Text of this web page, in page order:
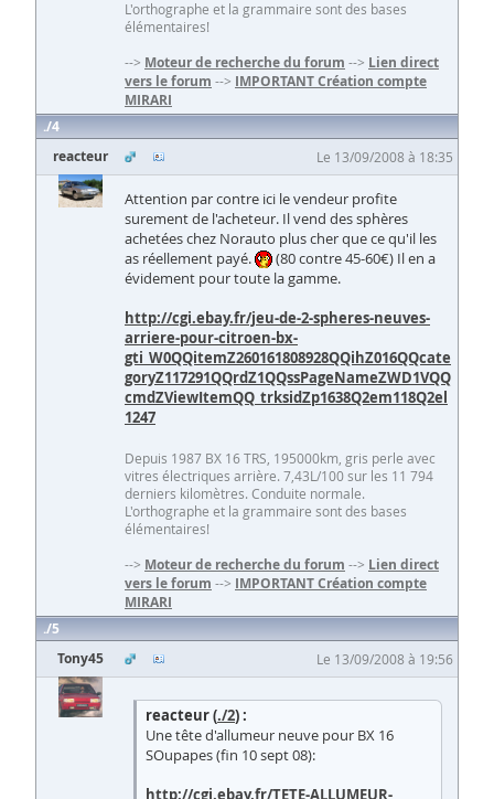
L'orthographe et la grammaire sont des bases
élémentaires!
--> Moteur de recherche du forum --> Lien direct
vers le forum --> IMPORTANT Création compte
MIRARI
4
reacteur
Le 13/09/2008 à 18:35
Attention par contre ici le vendeur profite
surement de l'acheteur. Il vend des sphères
achetées chez Norauto plus cher que ce qu'il les
as réellement payé.
(80 contre 45-60€) Il en a
évidement pour toute la gamme.
http://cgi.ebay.fr/jeu-de-2-spheres-neuves-
arriere-pour-citroen-bx-
gti_W0QQitemZ260161808928QQihZ016QQcate
goryZ117291QQrdZ1QQssPageNameZWD1VQQ
cmdZViewItemQQ_trksidZp1638Q2em118Q2el
1247
Depuis 1987 BX 16 TRS, 195000km, gris perle avec
vitres électriques arrière. 7,43L/100 sur les 11 794
derniers kilomètres. Conduite normale.
L'orthographe et la grammaire sont des bases
élémentaires!
--> Moteur de recherche du forum --> Lien direct
vers le forum --> IMPORTANT Création compte
MIRARI
5
Tony45
Le 13/09/2008 à 19:56
reacteur (./2) :
Une tête d'allumeur neuve pour BX 16
SOupapes (fin 10 sept 08):
http://cgi.ebay.fr/TETE-ALLUMEUR-